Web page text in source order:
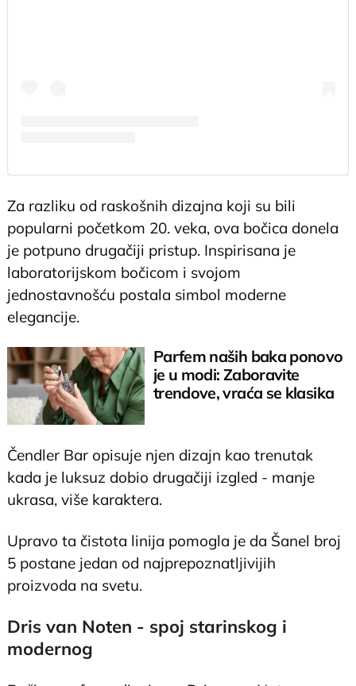
Za razliku od raskošnih dizajna koji su bili
popularni početkom 20. veka, ova bočica donela
je potpuno drugačiji pristup. Inspirisana je
laboratorijskom bočicom i svojom
jednostavnošću postala simbol moderne
elegancije.
Parfem naših baka ponovo
je u modi: Zaboravite
trendove, vraća se klasika
Čendler Bar opisuje njen dizajn kao trenutak
kada je luksuz dobio drugačiji izgled - manje
ukrasa, više karaktera.
Upravo ta čistota linija pomogla je da Šanel broj
5 postane jedan od najprepoznatljivijih
proizvoda na svetu.
Dris van Noten - spoj starinskog i
modernog